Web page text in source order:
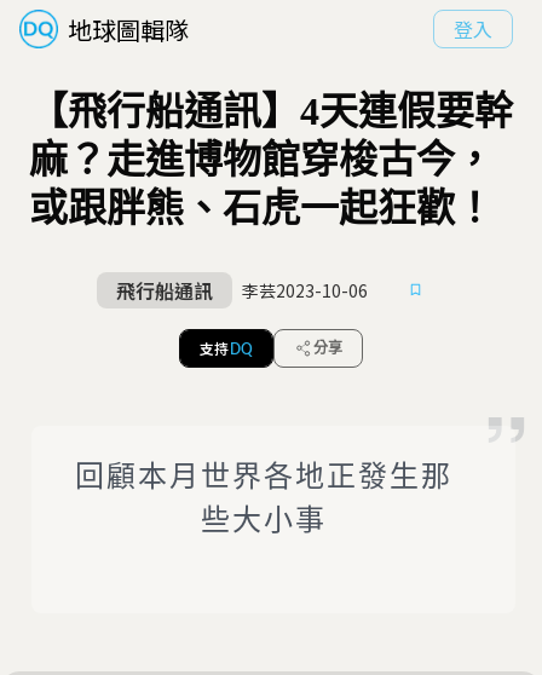
地球圖輯隊 登入
【飛行船通訊】4天連假要幹
麻？走進博物館穿梭古今，
或跟胖熊、石虎一起狂歡！
飛行船通訊 李芸2023-10-06
支持 DQ 分享
回顧本月世界各地正發生那
些大小事